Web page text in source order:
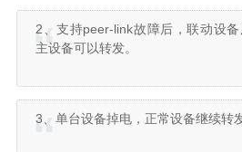
2、支持peer-link故障后，联动设
主设备可以转发。
3、单台设备掉电，正常设备继续转发